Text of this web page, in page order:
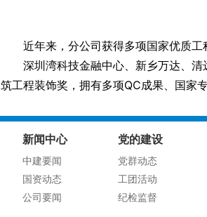
近年来，分公司获得多项国家优质工
深圳湾科技金融中心、新乡万达、清
筑工程装饰奖，拥有多项QC成果、国家
新闻中心
中建要闻
国资动态
公司要闻
党的建设
党群动态
工团活动
纪检监督